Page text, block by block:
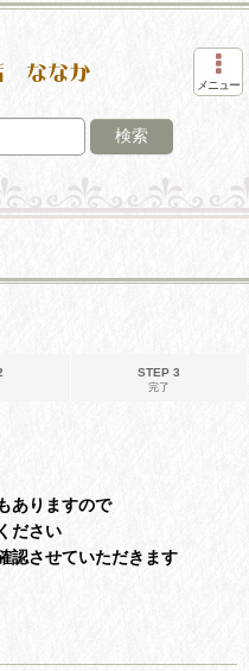
メニュー
検索
STEP 3
完了
ありますので
ださい
認させていただきます